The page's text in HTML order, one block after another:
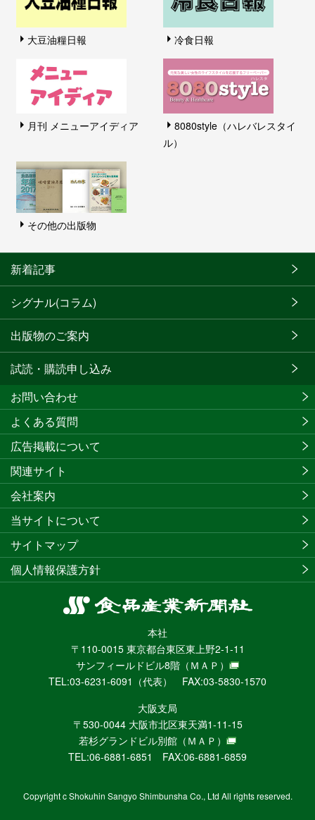
大豆油糧日報 冷食日報
月刊 メニューアイディア
8080style（ハレバレスタイ
ル）
その他の出版物
新着記事
シグナル(コラム)
出版物のご案内
試読・購読申し込み
食
産
業
新
聞
社
ニ
ュ
ー
WEB
本社
〒110-0015 東京都台東区東上野2-1-11
サンフィールドビル8階 （ＭＡＰ）
TEL:03-6231-6091（代表） FAX:03-5830-1570
大阪支局
〒530-0044 大阪市北区東天満1-11-15
若杉グランドビル別館 （ＭＡＰ）
TEL:06-6881-6851 FAX:06-6881-6859
お問い合わせ
よくある質問
広告掲載について
関連サイト
会社案内
当サイトについて
サイトマップ
個人情報保護方針
Copyright c Shokuhin Sangyo Shimbunsha Co., Ltd All rights reserved.